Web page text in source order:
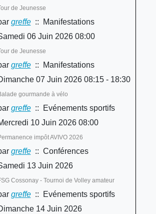
de Jeunesse
greffe:: Manifestations
06 Juin 2026 08:00
de Jeunesse
greffe:: Manifestations
07 Juin 2026 08:15 - 18:30
gourmande à vélo
greffe:: Evénements sportifs
10 Juin 2026 08:00
impôt AVIVO 2026
greffe:: Conférences
13 Juin 2026
Cossonay - Tournoi de Volley amateur
greffe:: Evénements sportifs
14 Juin 2026